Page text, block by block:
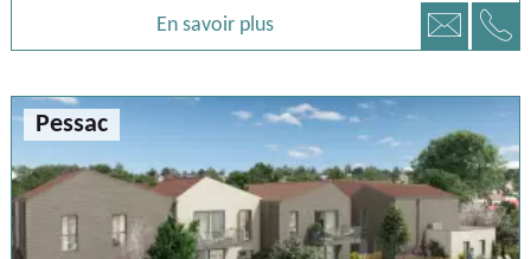
En savoir plus 📧 📞
Pessac